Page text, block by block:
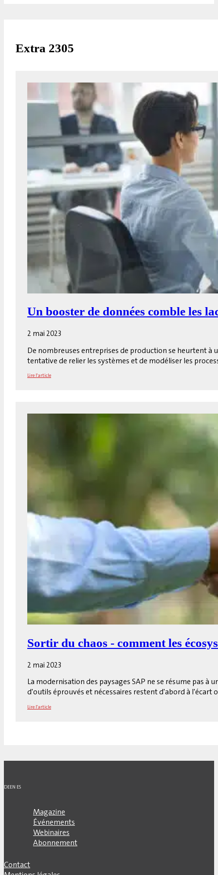
Extra 2305
Un booster de données comble les
2 mai 2023
De nombreuses entreprises de production se heurtent à
tentative de relier les systèmes et de modéliser les
Lire l'article
Sortir du chaos - comment les
2 mai 2023
La modernisation des paysages SAP ne se résume pas
d'outils éprouvés et nécessaires restent d'abord à
Lire l'article
DEEN ES
Magazine
Événements
Webinaires
Abonnement
Contact